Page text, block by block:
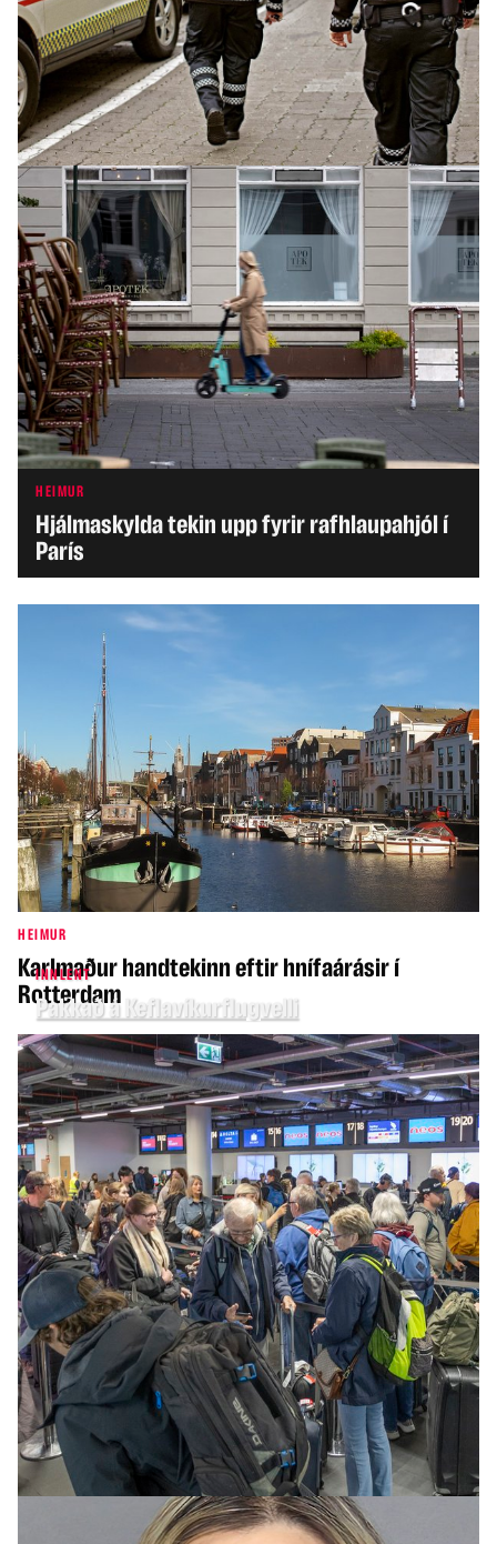
INNLENT
Segir íslensk fyrirtæki tapa milljónum á því að
vera ekki í ESB
HEIMUR
Hjálmaskylda tekin upp fyrir rafhlaupahjól í
París
HEIMUR
Karlmaður handtekinn eftir hnífaárásir í
Rotterdam
INNLENT
Pakkað á Keflavíkurflugvelli
INNLENT
Ráðherra segir öfgahreyfingar berjast gegn
réttindum hinsegin fólks